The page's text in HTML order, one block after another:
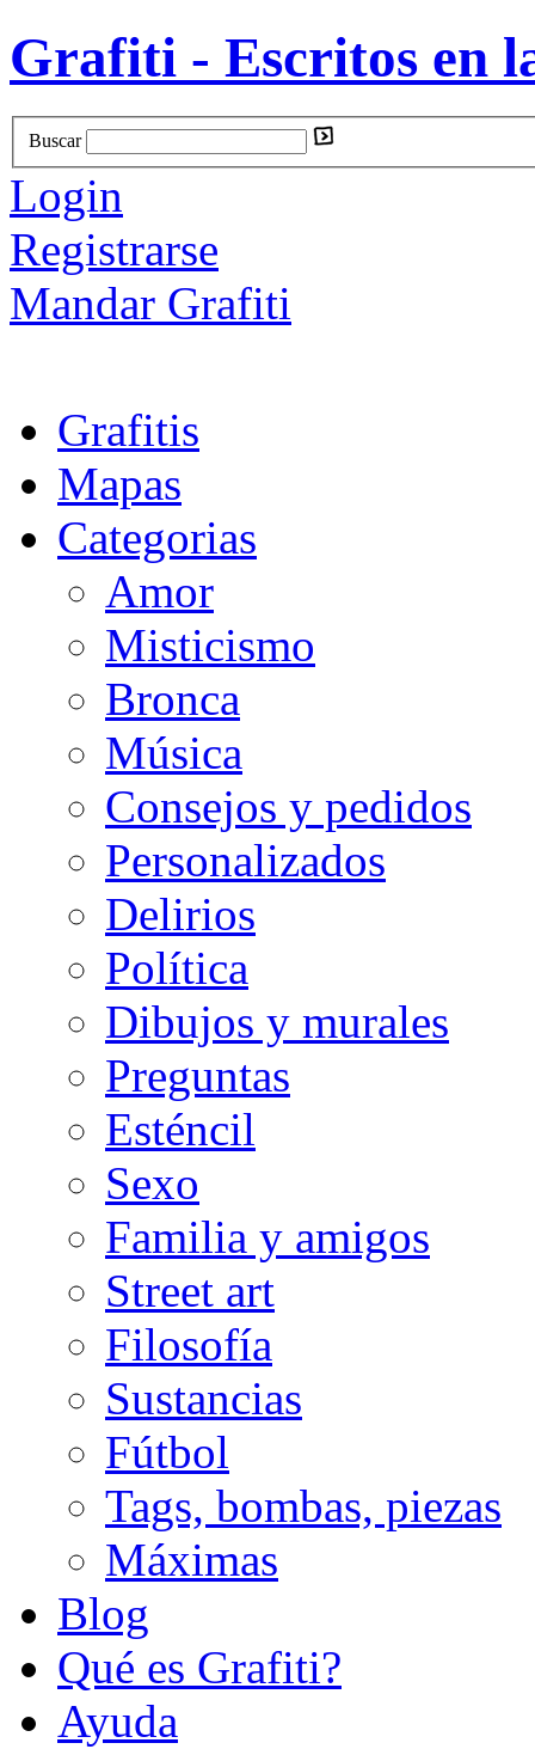
Grafiti - Escritos en
Buscar
Login
Registrarse
Mandar Grafiti
Grafitis
Mapas
Categorias
Amor
Misticismo
Bronca
Música
Consejos y pedidos
Personalizados
Delirios
Política
Dibujos y murales
Preguntas
Esténcil
Sexo
Familia y amigos
Street art
Filosofía
Sustancias
Fútbol
Tags, bombas, piezas
Máximas
Blog
Qué es Grafiti?
Ayuda